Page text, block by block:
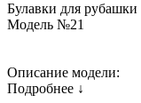
Булавки для рубашки
Модель №21
Описание модели:
Подробнее ↓